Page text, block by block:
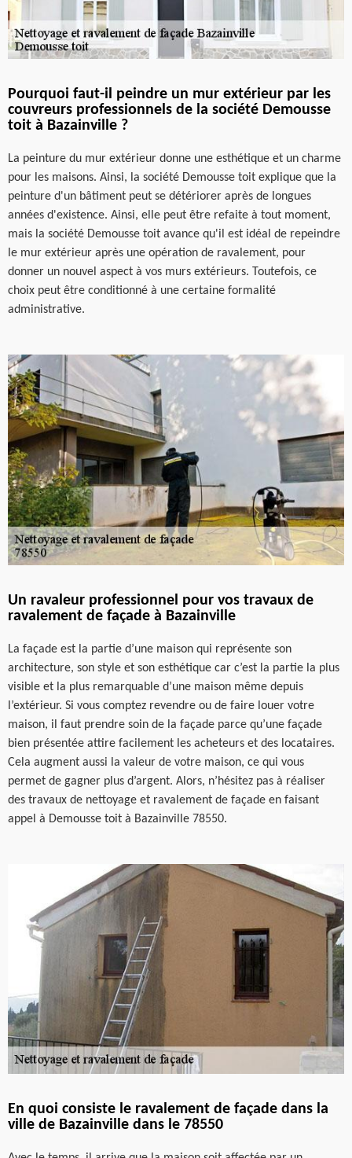
Pourquoi faut-il peindre un mur extérieur par les
couvreurs professionnels de la société Demousse
toit à Bazainville ?
La peinture du mur extérieur donne une esthétique et un charme
pour les maisons. Ainsi, la société Demousse toit explique que la
peinture d'un bâtiment peut se détériorer après de longues
années d'existence. Ainsi, elle peut être refaite à tout moment,
mais la société Demousse toit avance qu'il est idéal de repeindre
le mur extérieur après une opération de ravalement, pour
donner un nouvel aspect à vos murs extérieurs. Toutefois, ce
choix peut être conditionné à une certaine formalité
administrative.
Un ravaleur professionnel pour vos travaux de
ravalement de façade à Bazainville
La façade est la partie d’une maison qui représente son
architecture, son style et son esthétique car c’est la partie la plus
visible et la plus remarquable d’une maison même depuis
l’extérieur. Si vous comptez revendre ou de faire louer votre
maison, il faut prendre soin de la façade parce qu’une façade
bien présentée attire facilement les acheteurs et des locataires.
Cela augment aussi la valeur de votre maison, ce qui vous
permet de gagner plus d’argent. Alors, n’hésitez pas à réaliser
des travaux de nettoyage et ravalement de façade en faisant
appel à Demousse toit à Bazainville 78550.
En quoi consiste le ravalement de façade dans la
ville de Bazainville dans le 78550